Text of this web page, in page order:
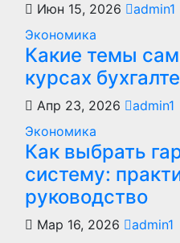
Июн 15, 2026
admin1
Экономика
Какие темы
курсах
Апр 23, 2026
admin1
Экономика
Как выбрать
систему:
руководство
Мар 16, 2026 admin1